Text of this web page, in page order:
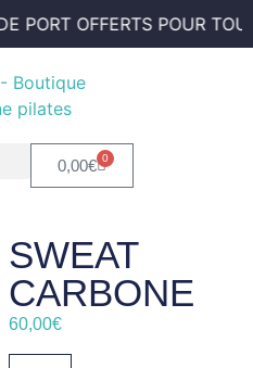
OFFERTS POUR
0,00€ 0
SWEAT
CARBONE
60,00€